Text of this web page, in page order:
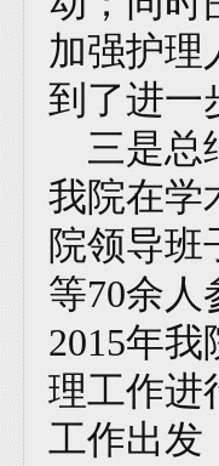
加强护理
到了进一
三是总
我院在学
院领导
等70余
2015年
理工作进
工作出发